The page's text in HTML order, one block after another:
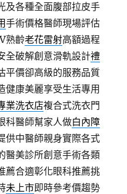
及各種全面腹部拉皮手
手術價格醫師現場評估
熟齡老花雷射高額過程
全破解創意滑軌設計禮
平價卻高級的服務品質
健康美麗享受生活專用
業洗衣店複合式洗衣門
科醫師幫家人做白內障
供中醫師親身實際各式
醫美診所創意手術各類
薦合適彰化眼科推薦挑
未上市即時參考價趨勢